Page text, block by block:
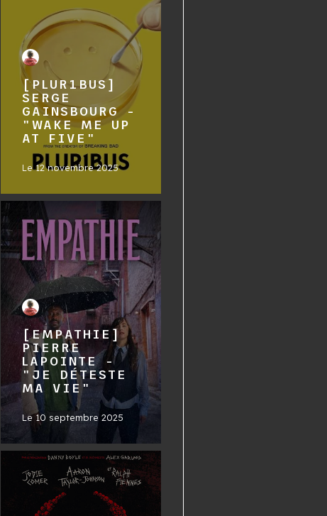
[PLUR1BUS]
SERGE
GAINSBOURG -
"WAKE ME UP
AT FIVE"
Le12 novembre 2025
[EMPATHIE]
PIERRE
LAPOINTE -
"JE DÉTESTE
MA VIE"
Le10 septembre 2025